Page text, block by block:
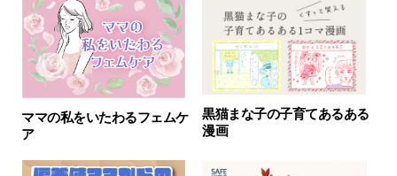
ママの私をいたわるフェムケ
ア
黒猫まな子の子育てあるある
漫画